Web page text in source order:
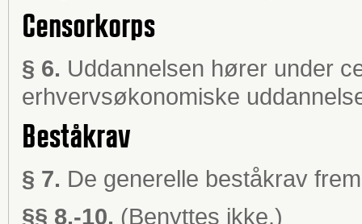
Censorkorps
§ 6. Uddannelsen hører under
erhvervsøkonomiske
Beståkrav
§ 7. De generelle beståkrav
§§ 8.-10. (Benyttes ikke.)